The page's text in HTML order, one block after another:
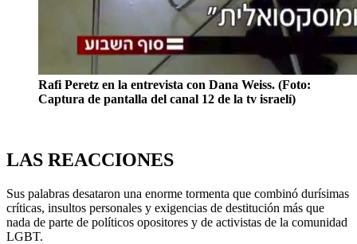
Rafi Peretz en la entrevista con Dana Weiss. (Foto:
Captura de pantalla del canal 12 de la tv israelí)
LAS REACCIONES
Sus palabras desataron una enorme tormenta que combinó durísimas
críticas, insultos personales y exigencias de destitución más que
nada de parte de políticos opositores y de activistas de la comunidad
LGBT.